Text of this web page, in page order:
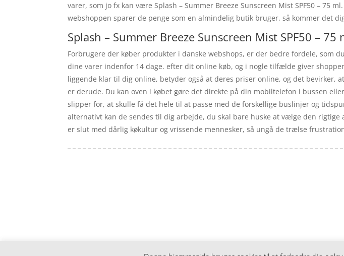
varer, som jo fx kan være Splash – Summer Breeze Sunscreen Mist SPF50 –
webshoppen sparer de penge som en almindelig butik bruger, så kommer det
Splash – Summer Breeze Sunscreen Mist SPF50 –
Forbrugere der køber produkter i danske webshops, er der bedre fordele, som
dine varer indenfor 14 dage. efter dit online køb, og i nogle tilfælde giver
liggende klar til dig online, betyder også at deres priser online, og det bevirker,
er derude. Du kan oven i købet gøre det direkte på din mobiltelefon i bussen
slipper for, at skulle få det hele til at passe med de forskellige buslinjer og
alternativt kan de sendes til dig arbejde, du skal bare huske at vælge den
er slut med dårlig køkultur og vrissende mennesker, så ungå de trælse